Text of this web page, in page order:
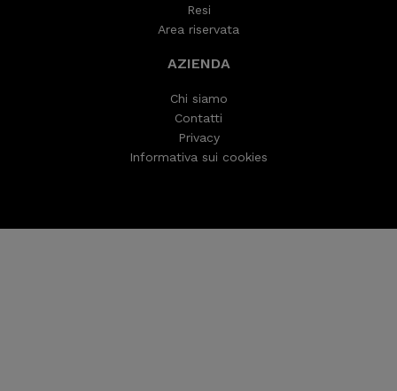
Resi
Area riservata
AZIENDA
Chi siamo
Contatti
Privacy
Informativa sui cookies